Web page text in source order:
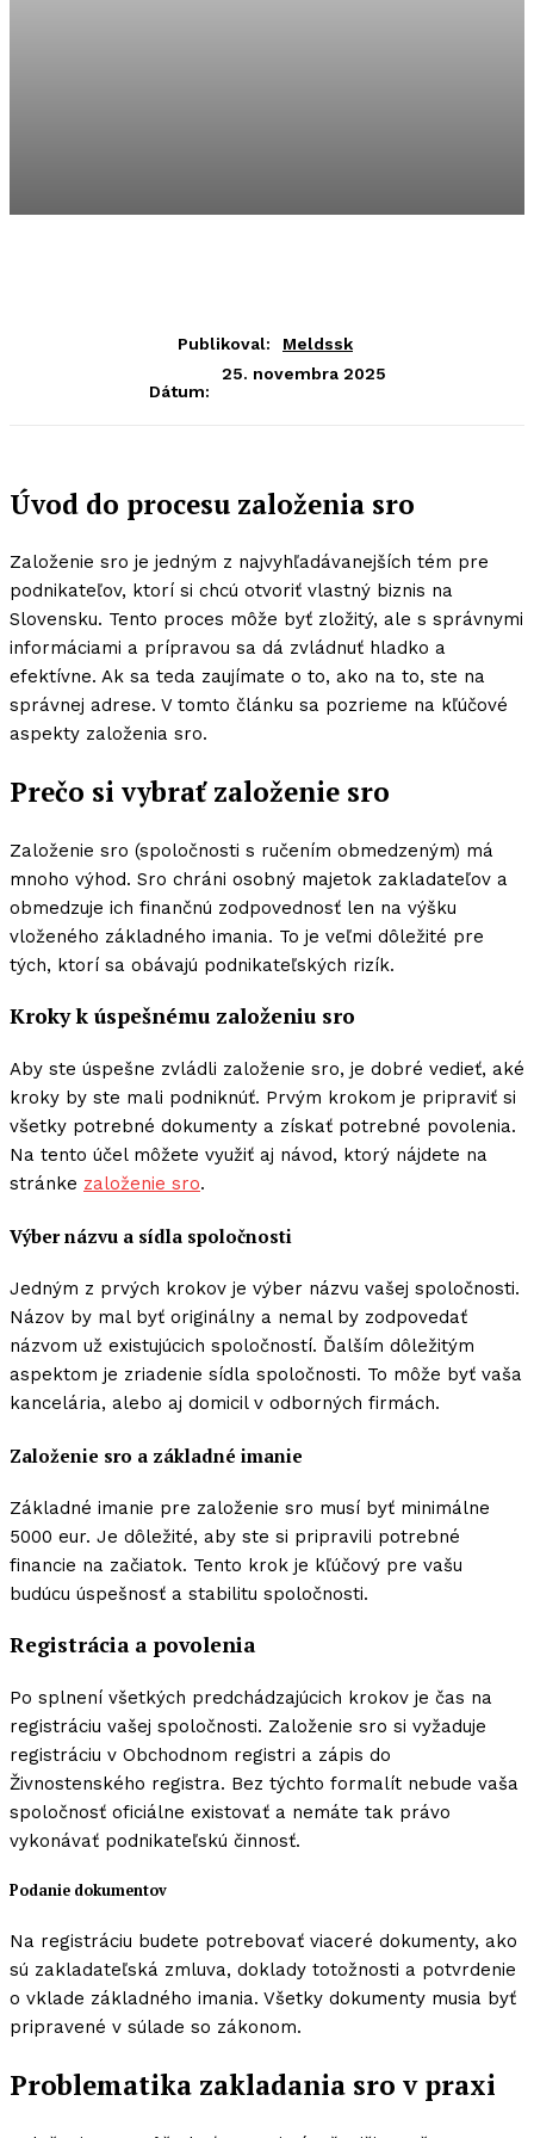
Publikoval: Meldssk
Dátum:
25. novembra 2025
Úvod do procesu založenia sro
Založenie sro je jedným z najvyhľadávanejších tém pre
podnikateľov, ktorí si chcú otvoriť vlastný biznis na
Slovensku. Tento proces môže byť zložitý, ale s správnymi
informáciami a prípravou sa dá zvládnuť hladko a
efektívne. Ak sa teda zaujímate o to, ako na to, ste na
správnej adrese. V tomto článku sa pozrieme na kľúčové
aspekty založenia sro.
Prečo si vybrať založenie sro
Založenie sro (spoločnosti s ručením obmedzeným) má
mnoho výhod. Sro chráni osobný majetok zakladateľov a
obmedzuje ich finančnú zodpovednosť len na výšku
vloženého základného imania. To je veľmi dôležité pre
tých, ktorí sa obávajú podnikateľských rizík.
Kroky k úspešnému založeniu sro
Aby ste úspešne zvládli založenie sro, je dobré vedieť, aké
kroky by ste mali podniknúť. Prvým krokom je pripraviť si
všetky potrebné dokumenty a získať potrebné povolenia.
Na tento účel môžete využiť aj návod, ktorý nájdete na
stránke založenie sro.
Výber názvu a sídla spoločnosti
Jedným z prvých krokov je výber názvu vašej spoločnosti.
Názov by mal byť originálny a nemal by zodpovedať
názvom už existujúcich spoločností. Ďalším dôležitým
aspektom je zriadenie sídla spoločnosti. To môže byť vaša
kancelária, alebo aj domicil v odborných firmách.
Založenie sro a základné imanie
Základné imanie pre založenie sro musí byť minimálne
5000 eur. Je dôležité, aby ste si pripravili potrebné
financie na začiatok. Tento krok je kľúčový pre vašu
budúcu úspešnosť a stabilitu spoločnosti.
Registrácia a povolenia
Po splnení všetkých predchádzajúcich krokov je čas na
registráciu vašej spoločnosti. Založenie sro si vyžaduje
registráciu v Obchodnom registri a zápis do
Živnostenského registra. Bez týchto formalít nebude vaša
spoločnosť oficiálne existovať a nemáte tak právo
vykonávať podnikateľskú činnosť.
Podanie dokumentov
Na registráciu budete potrebovať viaceré dokumenty, ako
sú zakladateľská zmluva, doklady totožnosti a potvrdenie
o vklade základného imania. Všetky dokumenty musia byť
pripravené v súlade so zákonom.
Problematika zakladania sro v praxi